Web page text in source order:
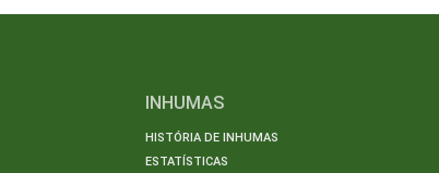
INHUMAS
HISTÓRIA DE INHUMAS
ESTATÍSTICAS